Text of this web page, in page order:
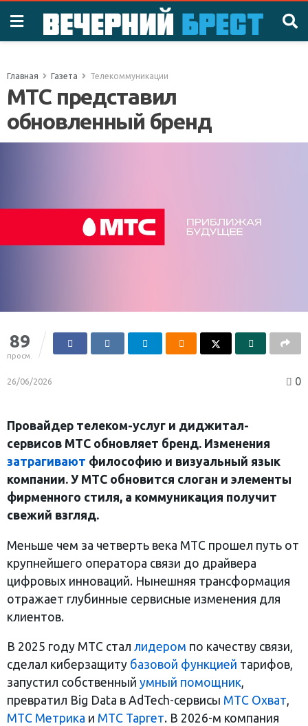
Главная Газета Телекоммуникации
МТС представил
обновленный бренд
89
просм.
26/06/2026 0
Провайдер телеком-услуг и диджитал-
сервисов МТС обновляет бренд. Изменения
затрагивают философию и визуальный язык
компании. У МТС обновится слоган и элементы
фирменного стиля, а коммуникация получит
свежий взгляд.
Меньше чем за четверть века МТС прошел путь от
крупнейшего оператора связи до драйвера
цифровых инноваций. Нынешняя трансформация
отражает глубинные сервисные изменения для
клиентов.
В 2025 году МТС стал лидером по качеству связи,
сделал киберзащиту базовой функцией тарифов,
запустил собственный умный помощник,
превратил Big Data в AdTech-сервисы МТС Охват,
МТС Метрика и МТС Таргет. В 2026-м компания